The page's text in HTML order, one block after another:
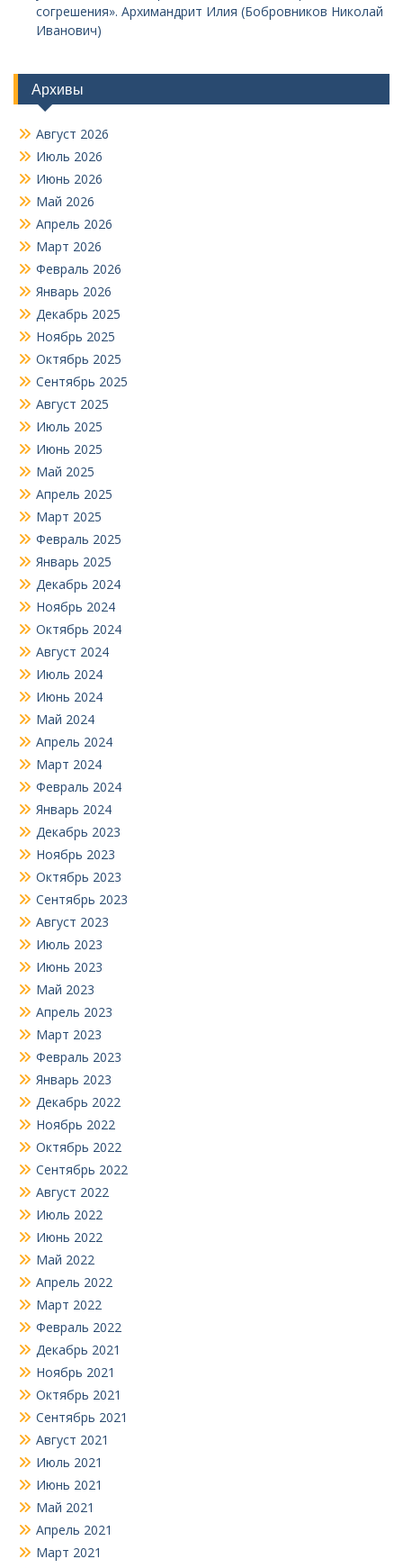
согрешения». Архимандрит Илия (Бобровников Николай
Иванович)
Архивы
Август 2026
Июль 2026
Июнь 2026
Май 2026
Апрель 2026
Март 2026
Февраль 2026
Январь 2026
Декабрь 2025
Ноябрь 2025
Октябрь 2025
Сентябрь 2025
Август 2025
Июль 2025
Июнь 2025
Май 2025
Апрель 2025
Март 2025
Февраль 2025
Январь 2025
Декабрь 2024
Ноябрь 2024
Октябрь 2024
Август 2024
Июль 2024
Июнь 2024
Май 2024
Апрель 2024
Март 2024
Февраль 2024
Январь 2024
Декабрь 2023
Ноябрь 2023
Октябрь 2023
Сентябрь 2023
Август 2023
Июль 2023
Июнь 2023
Май 2023
Апрель 2023
Март 2023
Февраль 2023
Январь 2023
Декабрь 2022
Ноябрь 2022
Октябрь 2022
Сентябрь 2022
Август 2022
Июль 2022
Июнь 2022
Май 2022
Апрель 2022
Март 2022
Февраль 2022
Декабрь 2021
Ноябрь 2021
Октябрь 2021
Сентябрь 2021
Август 2021
Июль 2021
Июнь 2021
Май 2021
Апрель 2021
Март 2021